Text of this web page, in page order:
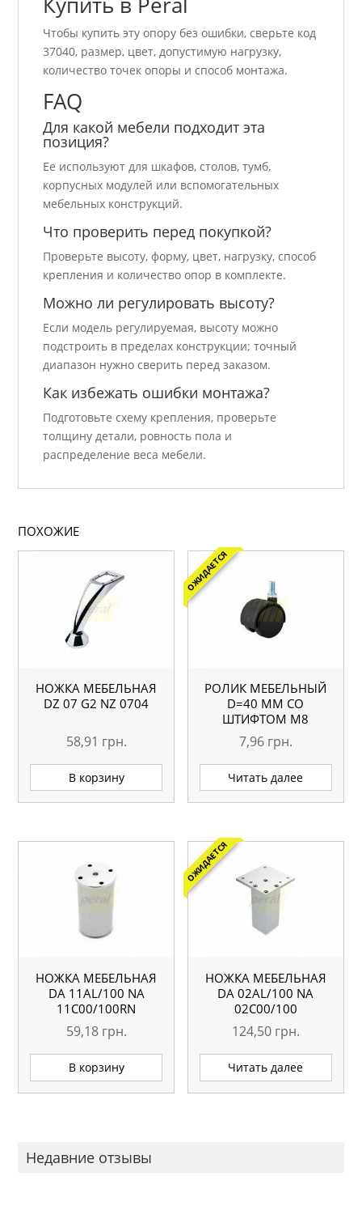
Чтобы купить эту опору без ошибки, сверьте код
37040, размер, цвет, допустимую нагрузку,
количество точек опоры и способ монтажа.
FAQ
Для какой мебели подходит эта
позиция?
Ее используют для шкафов, столов, тумб,
корпусных модулей или вспомогательных
мебельных конструкций.
Что проверить перед покупкой?
Проверьте высоту, форму, цвет, нагрузку, способ
крепления и количество опор в комплекте.
Можно ли регулировать высоту?
Если модель регулируемая, высоту можно
подстроить в пределах конструкции; точный
диапазон нужно сверить перед заказом.
Как избежать ошибки монтажа?
Подготовьте схему крепления, проверьте
толщину детали, ровность пола и
распределение веса мебели.
ПОХОЖИЕ
НОЖКА МЕБЕЛЬНАЯ
DZ 07 G2 NZ 0704
58,91 грн.
В корзину
ОЖИДАЕТСЯ
РОЛИК МЕБЕЛЬНЫЙ
D=40 ММ СО
ШТИФТОМ M8
7,96 грн.
Читать далее
НОЖКА МЕБЕЛЬНАЯ
DA 11AL/100 NA
11С00/100RN
59,18 грн.
В корзину
ОЖИДАЕТСЯ
НОЖКА МЕБЕЛЬНАЯ
DA 02AL/100 NА
02С00/100
124,50 грн.
Читать далее
Недавние отзывы